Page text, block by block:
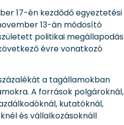
17-én kezdődő egyeztetési
13-án módosító
politikai megállapodás
évre vonatkozó
a tagállamokban
A források polgároknál,
kutatóknál,
és vállalkozásoknáll